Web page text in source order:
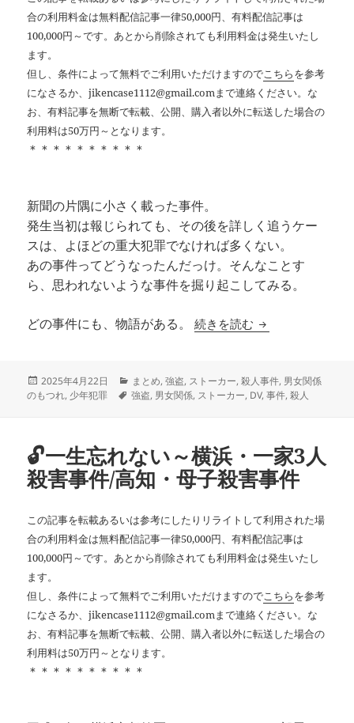
合の利用料金は無料配信記事一律50,000円、有料配信記事は
100,000円～です。あとから削除されても利用料金は発生いたし
ます。
但し、条件によって無料でご利用いただけますのでこちらを参考
になさるか、jikencase1112@gmail.comまで連絡ください。な
お、有料記事を無断で転載、公開、購入者以外に転送した場合の
利用料は50万円～となります。
＊＊＊＊＊＊＊＊＊＊
新聞の片隅に小さく載った事件。
発生当初は報じられても、その後を詳しく追うケー
スは、よほどの重大犯罪でなければ多くない。
あの事件ってどうなったんだっけ。そんなことす
ら、思われないような事件を掘り起こしてみる。
どの事件にも、物語がある。 続きを読む 片隅の記録〜三
投
稿
2025年4月22日
カ
テ
まとめ,強盗, ストーカー,殺人事件, 男女関係
のもつれ, 少年犯罪
タ
強盗, 男女関係, ストーカー, DV,事件,殺人
🔓一生忘れない～横浜・一家3人
殺害事件/高知・母子殺害事件
この記事を転載あるいは参考にしたりリライトして利用された場
合の利用料金は無料配信記事一律50,000円、有料配信記事は
100,000円～です。あとから削除されても利用料金は発生いたし
ます。
但し、条件によって無料でご利用いただけますのでこちらを参考
になさるか、jikencase1112@gmail.comまで連絡ください。な
お、有料記事を無断で転載、公開、購入者以外に転送した場合の
利用料は50万円～となります。
＊＊＊＊＊＊＊＊＊＊